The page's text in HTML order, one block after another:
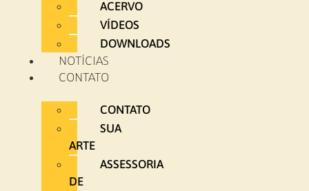
ACERVO
VÍDEOS
DOWNLOADS
NOTÍCIAS
CONTATO
CONTATO
SUA
ARTE
ASSESSORIA
DE